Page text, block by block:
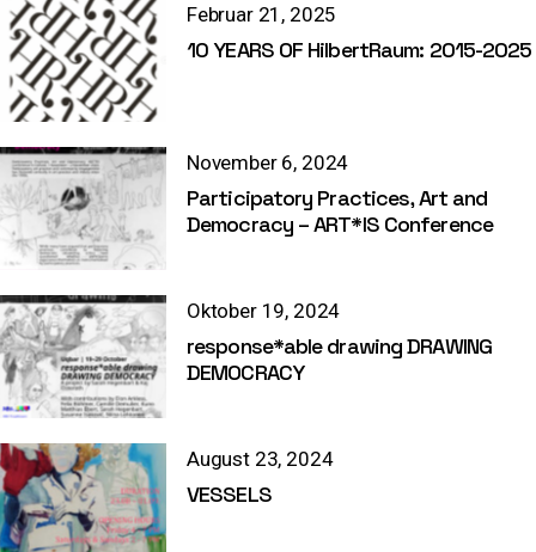
Februar 21, 2025
10 YEARS OF HilbertRaum: 2015-2025
November 6, 2024
Participatory Practices, Art and
Democracy – ART*IS Conference
Oktober 19, 2024
response*able drawing DRAWING
DEMOCRACY
August 23, 2024
VESSELS